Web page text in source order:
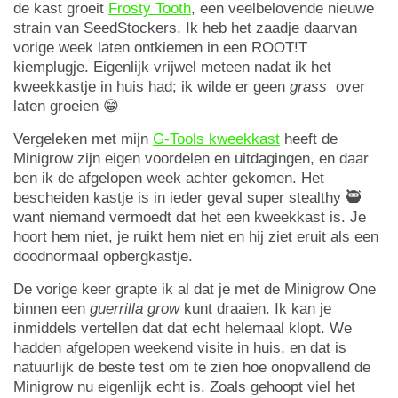
de kast groeit Frosty Tooth, een veelbelovende nieuwe
strain van SeedStockers. Ik heb het zaadje daarvan
vorige week laten ontkiemen in een ROOT!T
kiemplugje. Eigenlijk vrijwel meteen nadat ik het
kweekkastje in huis had; ik wilde er geen grass over
laten groeien 😁
Vergeleken met mijn G-Tools kweekkast heeft de
Minigrow zijn eigen voordelen en uitdagingen, en daar
ben ik de afgelopen week achter gekomen. Het
bescheiden kastje is in ieder geval super stealthy 🥷
want niemand vermoedt dat het een kweekkast is. Je
hoort hem niet, je ruikt hem niet en hij ziet eruit als een
doodnormaal opbergkastje.
De vorige keer grapte ik al dat je met de Minigrow One
binnen een guerrilla growkunt draaien. Ik kan je
inmiddels vertellen dat dat echt helemaal klopt. We
hadden afgelopen weekend visite in huis, en dat is
natuurlijk de beste test om te zien hoe onopvallend de
Minigrow nu eigenlijk echt is. Zoals gehoopt viel het